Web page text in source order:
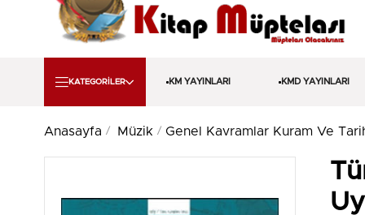
KATEGORİLER KM YAYINLARI KMD YAYINLARI
Anasayfa Müzik Genel Kavramlar Kuram Ve